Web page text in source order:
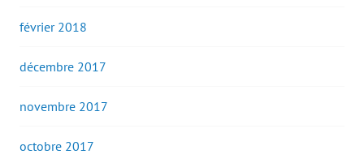
février 2018
décembre 2017
novembre 2017
octobre 2017